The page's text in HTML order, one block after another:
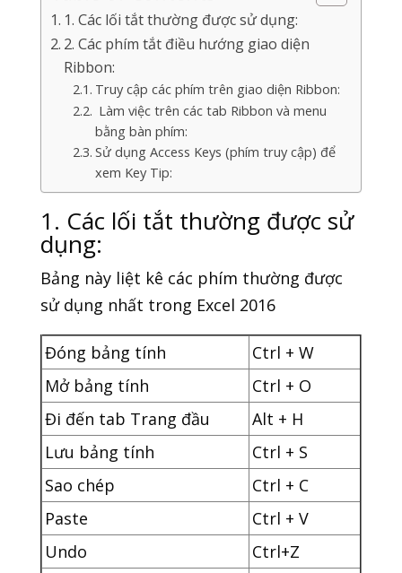
1. Các lối tắt thường được sử dụng:
2. Các phím tắt điều hướng giao diện
Ribbon:
Truy cập các phím trên giao diện Ribbon:
Làm việc trên các tab Ribbon và menu
bằng bàn phím:
Sử dụng Access Keys (phím truy cập) để
xem Key Tip:
1. Các lối tắt thường được sử
dụng:
Bảng này liệt kê các phím thường được
sử dụng nhất trong Excel 2016
Đóng bảng tính
Ctrl + W
Mở bảng tính
Ctrl + O
Đi đến tab Trang đầu
Alt + H
Lưu bảng tính
Ctrl + S
Sao chép
Ctrl + C
Paste
Ctrl + V
Undo
Ctrl+Z